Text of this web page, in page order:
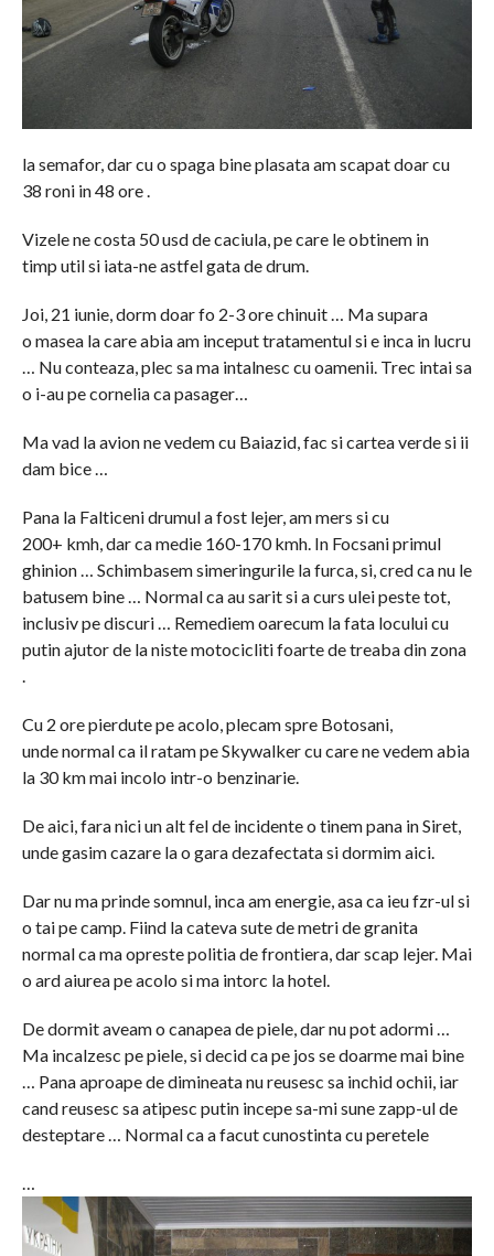
la semafor, dar cu o spaga bine plasata am scapat doar cu
38 roni in 48 ore .
Vizele ne costa 50 usd de caciula, pe care le obtinem in
timp util si iata-ne astfel gata de drum.
Joi, 21 iunie, dorm doar fo 2-3 ore chinuit … Ma supara
o masea la care abia am inceput tratamentul si e inca in lucru
… Nu conteaza, plec sa ma intalnesc cu oamenii. Trec intai sa
o i-au pe cornelia ca pasager…
Ma vad la avion ne vedem cu Baiazid, fac si cartea verde si ii
dam bice …
Pana la Falticeni drumul a fost lejer, am mers si cu
200+ kmh, dar ca medie 160-170 kmh. In Focsani primul
ghinion … Schimbasem simeringurile la furca, si, cred ca nu le
batusem bine … Normal ca au sarit si a curs ulei peste tot,
inclusiv pe discuri … Remediem oarecum la fata locului cu
putin ajutor de la niste motocicliti foarte de treaba din zona
Cu 2 ore pierdute pe acolo, plecam spre Botosani,
unde normal ca il ratam pe Skywalker cu care ne vedem abia
la 30 km mai incolo intr-o benzinarie.
De aici, fara nici un alt fel de incidente o tinem pana in Siret,
unde gasim cazare la o gara dezafectata si dormim aici.
Dar nu ma prinde somnul, inca am energie, asa ca ieu fzr-ul si
o tai pe camp. Fiind la cateva sute de metri de granita
normal ca ma opreste politia de frontiera, dar scap lejer. Mai
o ard aiurea pe acolo si ma intorc la hotel.
De dormit aveam o canapea de piele, dar nu pot adormi …
Ma incalzesc pe piele, si decid ca pe jos se doarme mai bine
… Pana aproape de dimineata nu reusesc sa inchid ochii, iar
cand reusesc sa atipesc putin incepe sa-mi sune zapp-ul de
desteptare … Normal ca a facut cunostinta cu peretele